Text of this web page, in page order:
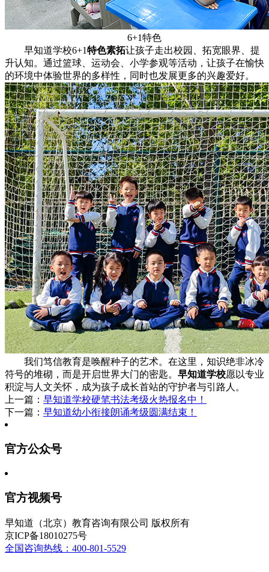
6+1特色
早知道学校6+1特色素拓让孩子走出校园、拓宽眼界、提
升认知。通过篮球、运动会、小学参观等活动，让孩子在愉快
的环境中体验世界的多样性，同时也发展更多的兴趣爱好。
我们笃信教育是唤醒种子的艺术。在这里，知识绝非冰冷
符号的堆砌，而是开启世界大门的密匙。 早知道学校愿以专业
积淀与人文关怀，成为孩子成长首站的守护者与引路人。
上一篇： 早知道学校硬笔书法考级火热报名中！
下一篇： 早知道幼小衔接朗诵考级圆满结束！
官方公众号
官方视频号
早知道（北京）教育咨询有限公司 版权所有
京ICP备18010275号
全国咨询热线：400-801-5529